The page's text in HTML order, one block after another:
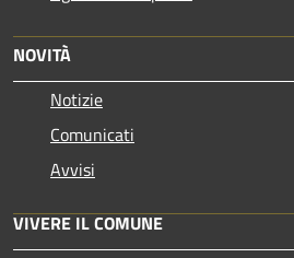
NOVITÀ
Notizie
Comunicati
Avvisi
VIVERE IL COMUNE